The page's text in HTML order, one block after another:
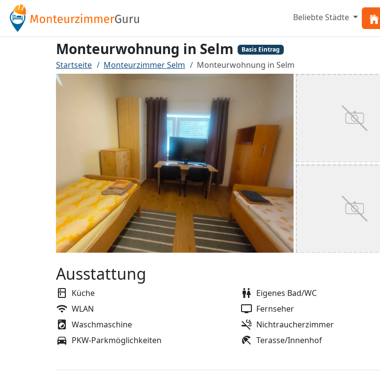
Beliebte Städte
Monteurwohnung in Selm Basis Eintrag
Startseite Monteurzimmer Selm Monteurwohnung in Selm
Ausstattung
Küche
Eigenes Bad/WC
WLAN
Fernseher
Waschmaschine
Nichtraucherzimmer
PKW-Parkmöglichkeiten
Terasse/Innenhof